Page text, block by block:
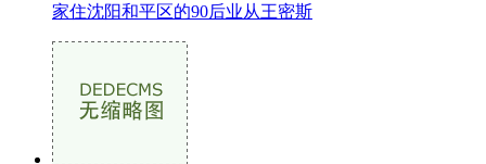
家住沈阳和平区的90后业从王密斯